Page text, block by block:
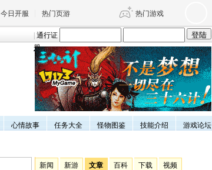
今日开服 热门页游 热门游戏
魔兽 DNF 传奇4
天堂 剑网3旗舰版 新天龙八部
通行证
册
心情故事 任务大全 怪物图鉴 技能介绍 游戏论坛
新闻 新游 文章 百科 下载 视频